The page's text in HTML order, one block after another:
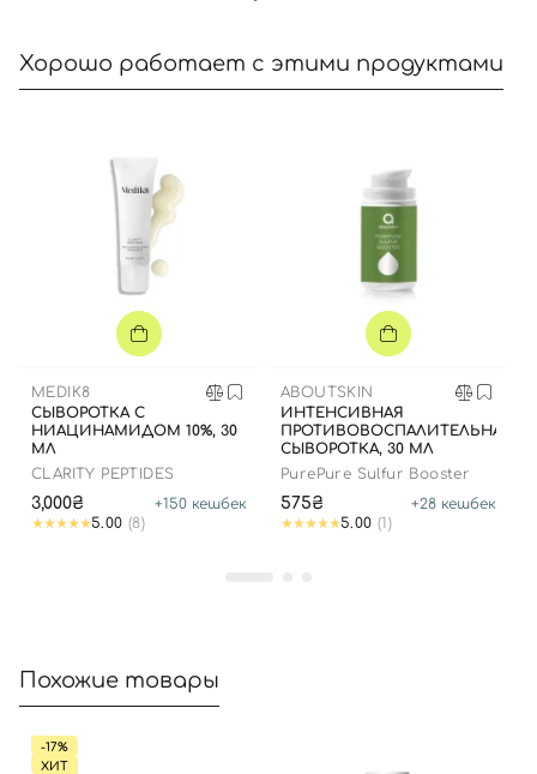
Хорошо работает с этими продуктами
MEDIK8
СЫВОРОТКА С
НИАЦИНАМИДОМ 10%, 30
МЛ
CLARITY PEPTIDES
3,000₴ +150 кешбек
5.00 (8)
ABOUTSKIN
ИНТЕНСИВНАЯ
ПРОТИВОВОСПАЛИТЕЛЬНАЯ
СЫВОРОТКА, 30 МЛ
PurePure Sulfur Booster
575₴ +28 кешбек
5.00 (1)
Похожие товары
-17%
ХИТ
Вход Регистрация
Номер телефона
принимаете условияПользовательские соглашения
Далее
Войти с помощью e-mail